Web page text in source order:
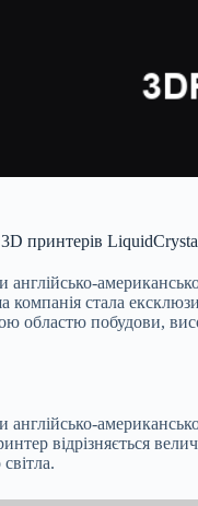
принтерів
англійсько-
компанія стала
областю побудови,
англійсько-
відрізняється